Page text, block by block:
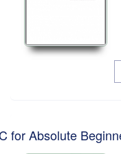
for Absolute